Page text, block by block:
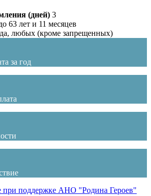
(дней) 3
63 лет и 11 месяцев
да, любых (кроме запрещенных)
за год
при поддержке АНО "Родина Героев"